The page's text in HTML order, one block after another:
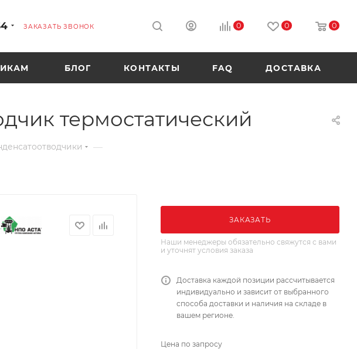
ЗАКАЗАТЬ ЗВОНОК 0 0 0
БЛОГ КОНТАКТЫ FAQ ДОСТАВКА
термостатический
—
ЗАКАЗАТЬ
Наши менеджеры обязательно свяжутся с вами
и уточнят условия заказа
Доставка каждой позиции рассчитывается
индивидуально и зависит от выбранного
способа доставки и наличия на складе в
вашем регионе.
Цена по запросу